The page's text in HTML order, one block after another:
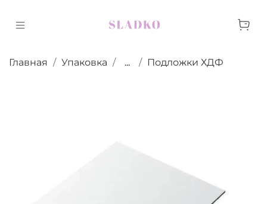
Главная Упаковка ... Подложки ХДФ